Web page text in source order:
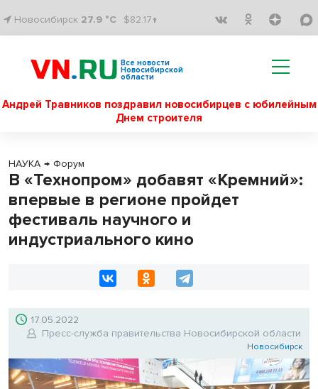
Новосибирск 27.9 °C $82.17↑
Все новости
Новосибирской
области
Андрей Травников поздравил новосибирцев с юбилейным
Днем строителя
НАУКА → Форум
В «Технопром» добавят «Кремний»:
впервые в регионе пройдет
фестиваль научного и
индустриального кино
17.05.2022
Пресс-служба правительства Новосибирской области
Новосибирск